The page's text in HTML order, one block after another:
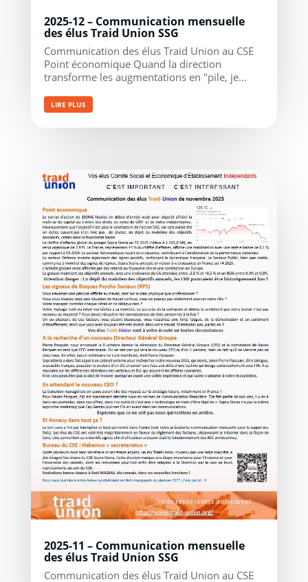
2025-12 – Communication mensuelle
des élus Traid Union SSG
Communication des élus Traid Union au CSE
Point économique Quand la direction
transforme les augmentations en "pile, je...
LIRE PLUS
2025-11 – Communication mensuelle
des élus Traid Union SSG
Communication des élus Traid Union au CSE